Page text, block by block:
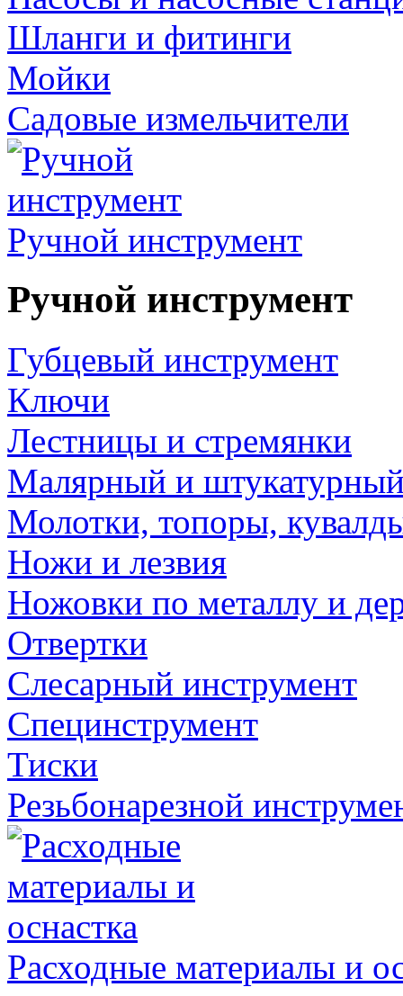
Шланги и фитинги
Мойки
Садовые измельчители
Ручной инструмент
Ручной инструмент
Губцевый инструмент
Ключи
Лестницы и стремянки
Малярный и
Молотки, топоры,
Ножи и лезвия
Ножовки по металлу и
Отвертки
Слесарный инструмент
Специнструмент
Тиски
Резьбонарезной
Расходные материалы и